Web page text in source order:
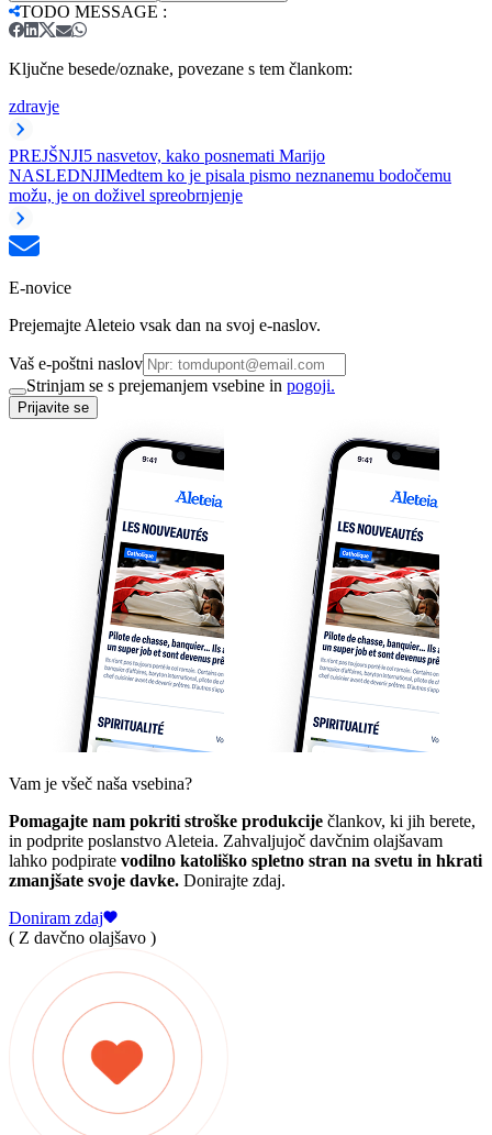
TODO MESSAGE :
Ključne besede/oznake, povezane s tem člankom:
zdravje
PREJŠNJI5 nasvetov, kako posnemati Marijo
NASLEDNJIMedtem ko je pisala pismo neznanemu bodočemu
možu, je on doživel spreobrnjenje
E-novice
Prejemajte Aleteio vsak dan na svoj e-naslov.
Vaš e-poštni naslov
Strinjam se s prejemanjem vsebine in pogoji.
Prijavite se
Vam je všeč naša vsebina?
Pomagajte nam pokriti stroške produkcije člankov, ki jih berete,
in podprite poslanstvo Aleteia. Zahvaljujoč davčnim olajšavam
lahko podpirate vodilno katoliško spletno stran na svetu in hkrati
zmanjšate svoje davke. Donirajte zdaj.
Doniram zdaj
( Z davčno olajšavo )